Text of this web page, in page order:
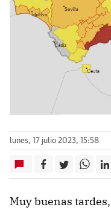
lunes, 17 julio 2023, 15:58
Muy buenas